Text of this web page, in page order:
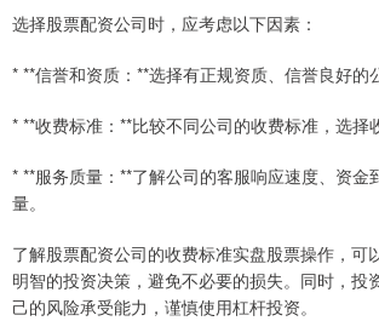
选择股票配资公司时，应考虑以下因素：
* **信誉和资质：**选择有正规资质、信誉良好的
* **收费标准：**比较不同公司的收费标准，选择
* **服务质量：**了解公司的客服响应速度、资金
量。
了解股票配资公司的收费标准实盘股票操作，可
明智的投资决策，避免不必要的损失。同时，投
己的风险承受能力，谨慎使用杠杆投资。